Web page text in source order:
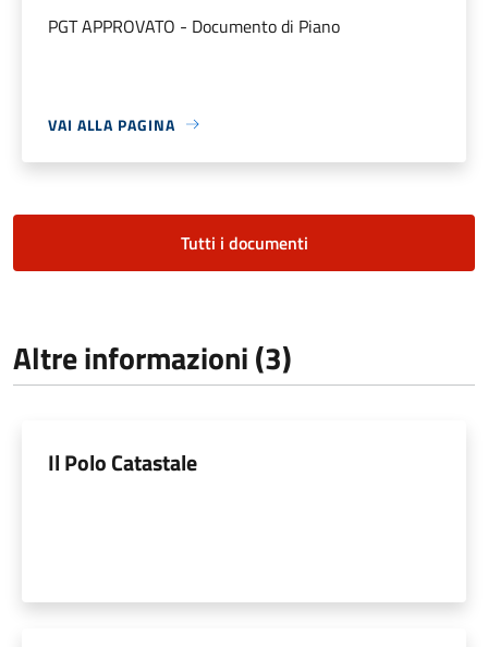
PGT APPROVATO - Documento di Piano
VAI ALLA PAGINA
Tutti i documenti
Altre informazioni (3)
Il Polo Catastale